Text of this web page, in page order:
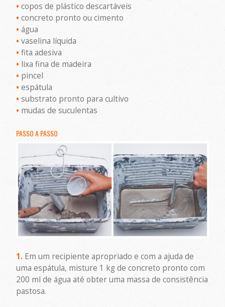
• copos de plástico descartáveis
• concreto pronto ou cimento
• água
• vaselina líquida
• fita adesiva
• lixa fina de madeira
• pincel
• espátula
• substrato pronto para cultivo
• mudas de suculentas
PASSO A PASSO
1. Em um recipiente apropriado e com a ajuda de
uma espátula, misture 1 kg de concreto pronto com
200 ml de água até obter uma massa de consistência
pastosa.